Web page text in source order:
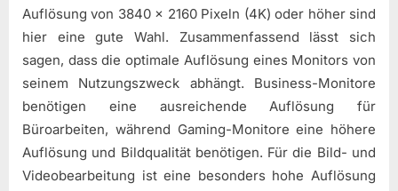
Auflösung von 3840 x 2160 Pixeln (4K) oder höher sind
hier eine gute Wahl. Zusammenfassend lässt sich
sagen, dass die optimale Auflösung eines Monitors von
seinem Nutzungszweck abhängt. Business-Monitore
benötigen eine ausreichende Auflösung für
Büroarbeiten, während Gaming-Monitore eine höhere
Auflösung und Bildqualität benötigen. Für die Bild- und
Videobearbeitung ist eine besonders hohe Auflösung